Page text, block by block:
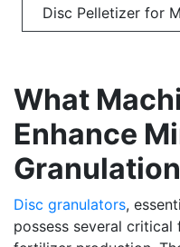
Disc Pelletizer for
What
Enhance
Disc granulators,
possess several critical